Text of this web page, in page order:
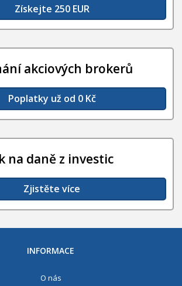
Získejte 250 EUR
akciových brokerů
Poplatky už od 0 Kč
na daně z investic
Zjistěte více
INFORMACE
O nás